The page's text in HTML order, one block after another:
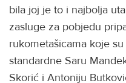
bila joj je to i najbolja
zasluge za pobjedu
rukometašicama koje
standardne Saru
Skorić i Antoniju